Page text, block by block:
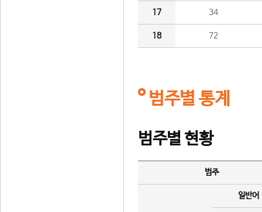
17 34
18 72
범주별 통계
범주별 현황
범주
일반어